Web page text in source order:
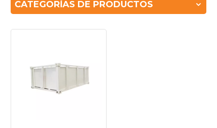
CATEGORÍAS DE PRODUCTOS